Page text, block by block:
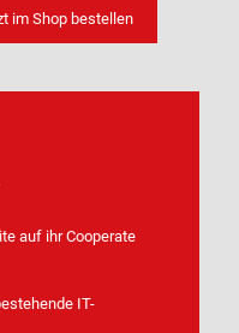
im Shop bestellen
auf ihr Cooperate
IT-